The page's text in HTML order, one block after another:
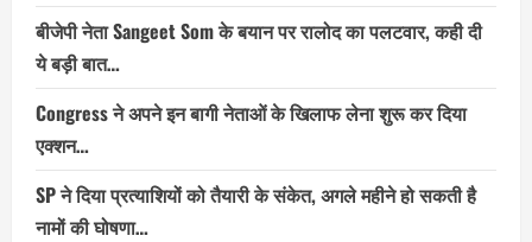
बीजेपी नेता Sangeet Som के बयान पर रालोद का पलटवार, कही दी
ये बड़ी बात…
Congress ने अपने इन बागी नेताओं के खिलाफ लेना शुरू कर दिया
एक्शन…
SP ने दिया प्रत्याशियों को तैयारी के संकेत, अगले महीने हो सकती है
नामों की घोषणा…